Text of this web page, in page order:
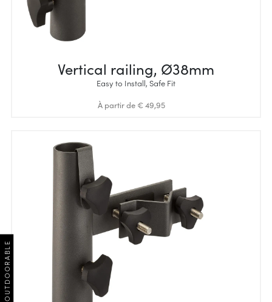
OUTDOORABLE
Vertical railing, Ø38mm
Easy to Install, Safe Fit
À partir de € 49,95